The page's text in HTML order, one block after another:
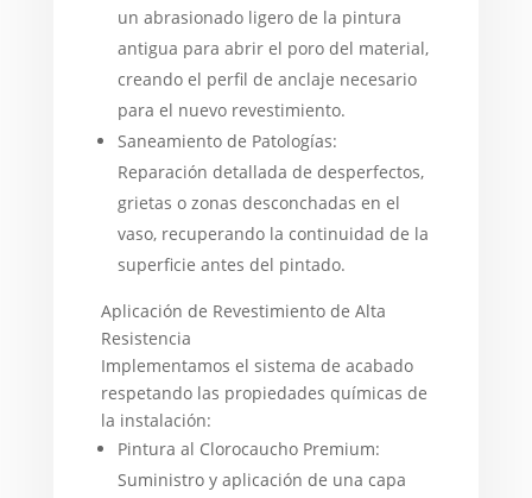
un abrasionado ligero de la pintura
antigua para abrir el poro del material,
creando el perfil de anclaje necesario
para el nuevo revestimiento.
Saneamiento de Patologías:
Reparación detallada de desperfectos,
grietas o zonas desconchadas en el
vaso, recuperando la continuidad de la
superficie antes del pintado.
Aplicación de Revestimiento de Alta
Resistencia
Implementamos el sistema de acabado
respetando las propiedades químicas de
la instalación:
Pintura al Clorocaucho Premium:
Suministro y aplicación de una capa